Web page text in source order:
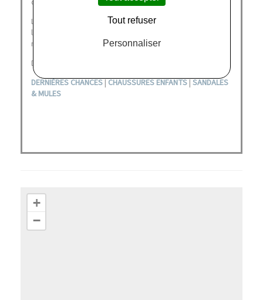
confort de chausse optimal.
La marque italienne n'en a pas pour autant occulté
l'esthétisme et l'élégance déclinant une multitude de
modèles au style affuté pour adultes et enfants.
Découvrez nos catégories :
DERNIÈRES CHANCES | CHAUSSURES ENFANTS | SANDALES
& MULES
+
−
Tout refuser
Personnaliser